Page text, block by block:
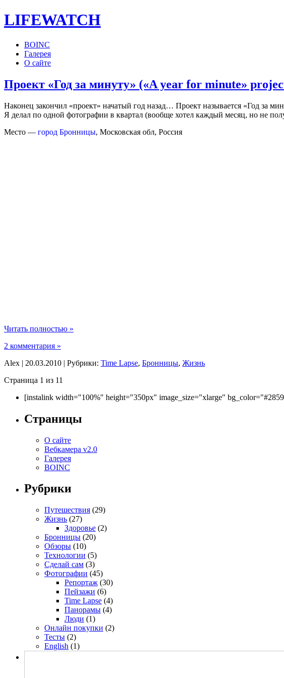
LIFEWATCH
BOINC
Галерея
О сайте
Проект «Год за минуту» («A year for minute»
Наконец закончил «проект» начатый год назад… Проект называется «Год за
Я делал по одной фотографии в квартал (вообще хотел каждый месяц, но не
Место — город Бронницы, Московская обл, Россия
Читать полностью »
2 комментария »
Alex | 20.03.2010 | Рубрики: Time Lapse, Бронницы, Жизнь
Страница 1 из 11
[instalink width="100%" height="350px" image_size="xlarge"
Страницы
О сайте
Вебкамера v2.0
Галерея
BOINC
Рубрики
Путешествия (29)
Жизнь (27)
Здоровье (2)
Бронницы (20)
Обзоры (10)
Технологии (5)
Сделай сам (3)
Фотографии (45)
Репортаж (30)
Пейзажи (6)
Time Lapse (4)
Панорамы (4)
Люди (1)
Онлайн покупки (2)
Тесты (2)
English (1)